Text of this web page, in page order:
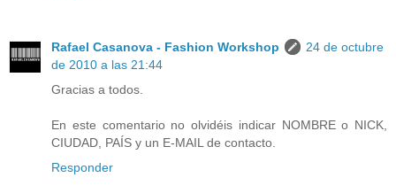
Rafael Casanova - Fashion Workshop
24 de octubre
de 2010 a las 21:44
Gracias a todos.
En este comentario no olvidéis indicar NOMBRE o NICK,
CIUDAD, PAÍS y un E-MAIL de contacto.
Responder